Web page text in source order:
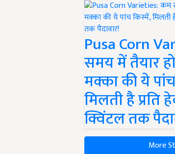
Pusa Corn
समय में तैयार
मक्का की ये
मिलती है प्रति
क्विंटल तक
More